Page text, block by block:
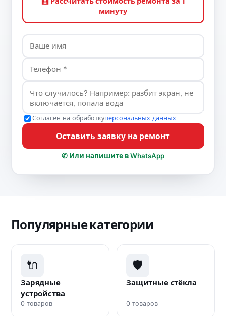
минуту
Согласен на обработкуперсональных данных
Оставить заявку на ремонт
✆ Или напишите в WhatsApp
Популярные категории
🔌
Зарядные
устройства
0 товаров
🛡️
Защитные стёкла
0 товаров